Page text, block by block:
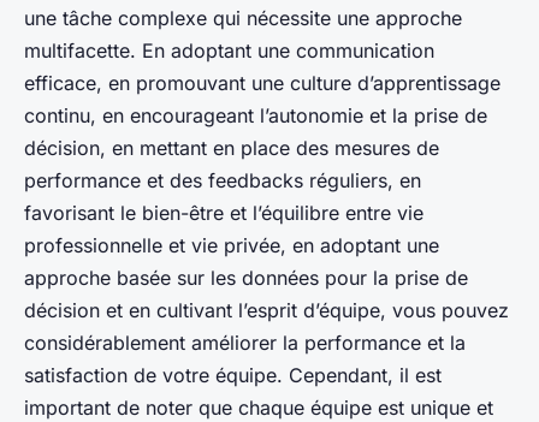
une tâche complexe qui nécessite une approche
multifacette. En adoptant une communication
efficace, en promouvant une culture d’apprentissage
continu, en encourageant l’autonomie et la prise de
décision, en mettant en place des mesures de
performance et des feedbacks réguliers, en
favorisant le bien-être et l’équilibre entre vie
professionnelle et vie privée, en adoptant une
approche basée sur les données pour la prise de
décision et en cultivant l’esprit d’équipe, vous pouvez
considérablement améliorer la performance et la
satisfaction de votre équipe. Cependant, il est
important de noter que chaque équipe est unique et